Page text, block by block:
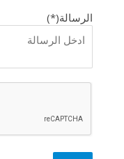
الرسالة(*)